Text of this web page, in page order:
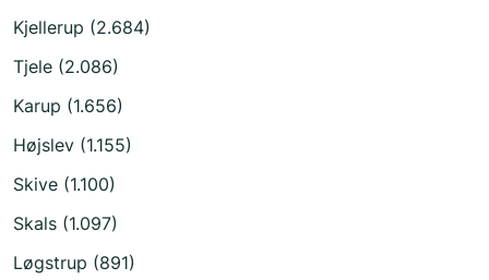
Kjellerup (2.684)
Tjele (2.086)
Karup (1.656)
Højslev (1.155)
Skive (1.100)
Skals (1.097)
Løgstrup (891)